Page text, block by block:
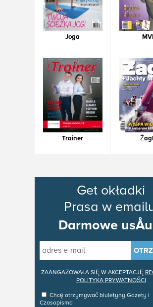
Joga
Trainer
Get okładki
Prasa w
Darmowe
ZAANGAŻOWAŁA SIĘ W AKCEPTACJĘ
POLITYKA PRYWATNOŚCI
Chcę otrzymywać biuletyny Gazety i
Czasopisma